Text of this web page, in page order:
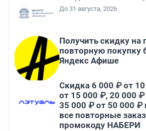
До 31 августа, 2026
Получить скидку на
повторную покупку
Яндекс Афише
Скидка 6 000 ₽ от
от 15 000 ₽, 20 000
35 000 ₽ от 50 000 ₽
все повторные
промокоду НАБЕРИ